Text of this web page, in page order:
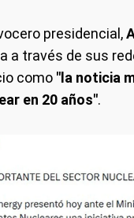
presidencial,
a través de sus
como "la noticia
en 20 años".